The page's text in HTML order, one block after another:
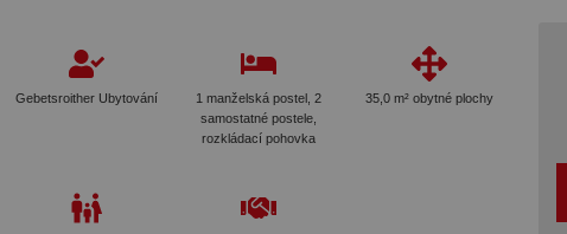
Gebetsroither Ubytování
1 manželská postel, 2
samostatné postele,
rozkládací pohovka
35,0 m² obytné plochy